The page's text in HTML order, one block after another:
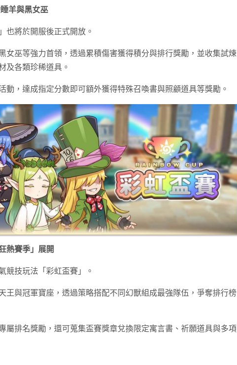
羊與黑女巫
也將於開服後正式開放。
女巫等強力首領，透過累積傷害獲得積分與排行獎勵，並收集試煉
及各類珍稀道具。
動，達成指定分數即可額外獲得特殊召喚書與照顧道具等獎勵。
熱賽季」展開
競技玩法「彩虹盃賽」。
王與冠軍寶座，透過策略搭配不同幻獸組成最強隊伍，爭奪排行榜
屬排名獎勵，還可蒐集盃賽獎章兌換限定寓言書、祈願道具與多項